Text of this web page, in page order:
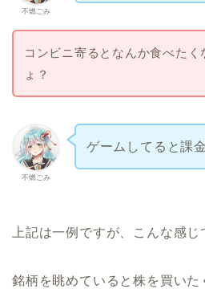
不燃ごみ
コンビニ寄るとなんか食べたく
ょ？
不燃ごみ
ゲームしてると課
上記は一例ですが、こんな感じ
銘柄を眺めていると株を買いた